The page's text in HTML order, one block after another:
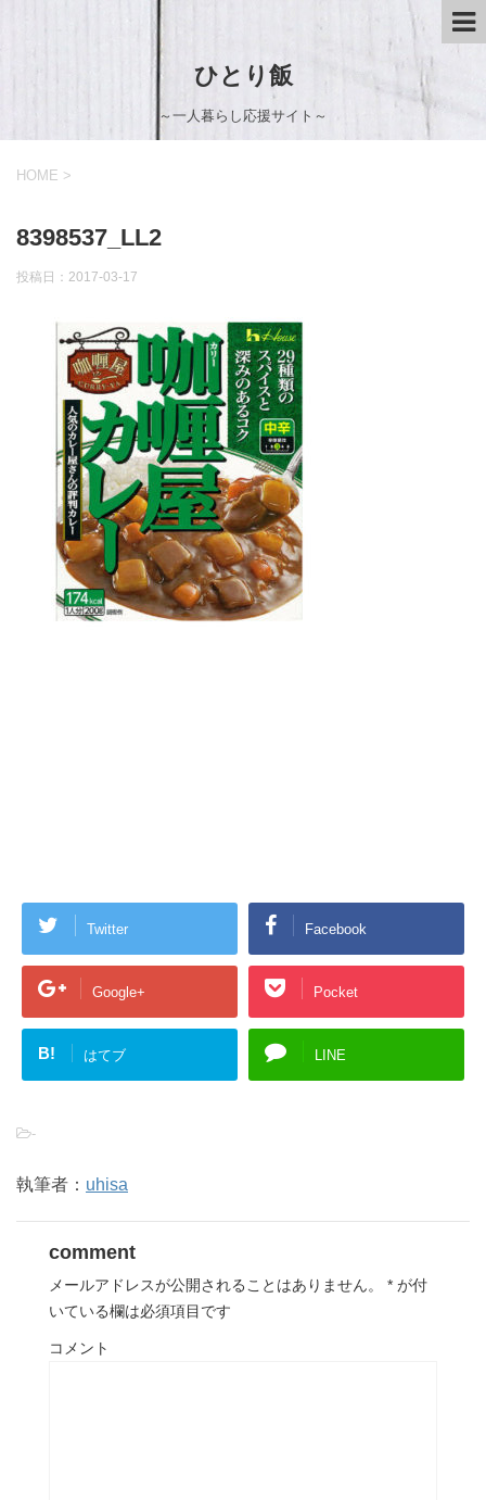
ひとり飯
～一人暮らし応援サイト～
HOME >
8398537_LL2
投稿日： 2017-03-17
Twitter Facebook
Google+ Pocket
B! はてブ LINE
-
執筆者： uhisa
comment
メールアドレスが公開されることはありません。 * が付
いている欄は必須項目です
コメント